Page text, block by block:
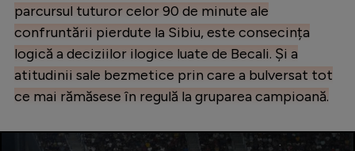
parcursul tuturor celor 90 de minute ale
confruntării pierdute la Sibiu, este consecința
logică a deciziilor ilogice luate de Becali. Și a
atitudinii sale bezmetice prin care a bulversat tot
ce mai rămăsese în regulă la gruparea campioană.